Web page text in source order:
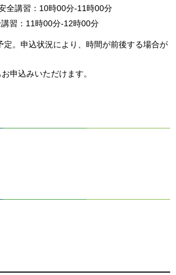
全講習：10時00分-11時00分
習：11時00分-12時00分
定。申込状況により、時間が前後する場合が
申込みいただけます。